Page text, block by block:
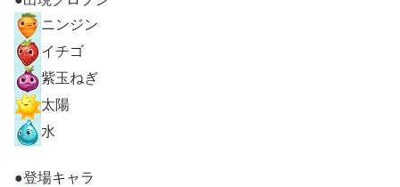
ニンジン
イチゴ
紫玉ねぎ
太陽
水
●登場キャラ